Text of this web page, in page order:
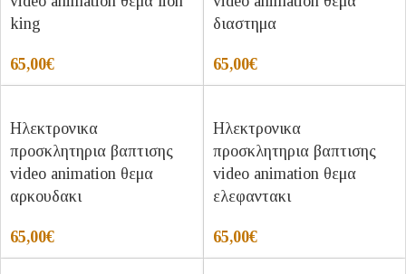
king
65,00€
διαστημα
65,00€
Ηλεκτρονικα
προσκλητηρια βαπτισης
video animation θεμα
αρκουδακι
65,00€
Ηλεκτρονικα
προσκλητηρια βαπτισης
video animation θεμα
ελεφαντακι
65,00€